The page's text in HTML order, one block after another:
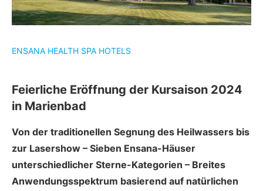
ENSANA HEALTH SPA HOTELS
Feierliche Eröffnung der Kursaison 2024
in Marienbad
Von der traditionellen Segnung des Heilwassers bis
zur Lasershow – Sieben Ensana-Häuser
unterschiedlicher Sterne-Kategorien – Breites
Anwendungsspektrum basierend auf natürlichen